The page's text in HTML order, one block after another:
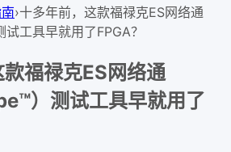
›十多年前，这款福禄克ES网络通
工具早就用了FPGA？
福禄克ES网络通
）测试工具早就用了